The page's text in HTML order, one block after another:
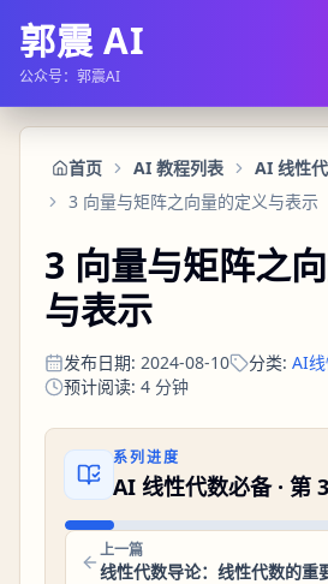
郭震 AI
公众号：郭震AI
首页 AI 教程列表
AI 线性
3 向量与矩阵之向量的定义与表示
3 向量与矩阵之
与表示
发布日期: 2024-08-10 分类: AI
预计阅读: 4 分钟
系列进度
AI 线性代数必备· 第 3
上一篇
线性代数导论：线性代数的重